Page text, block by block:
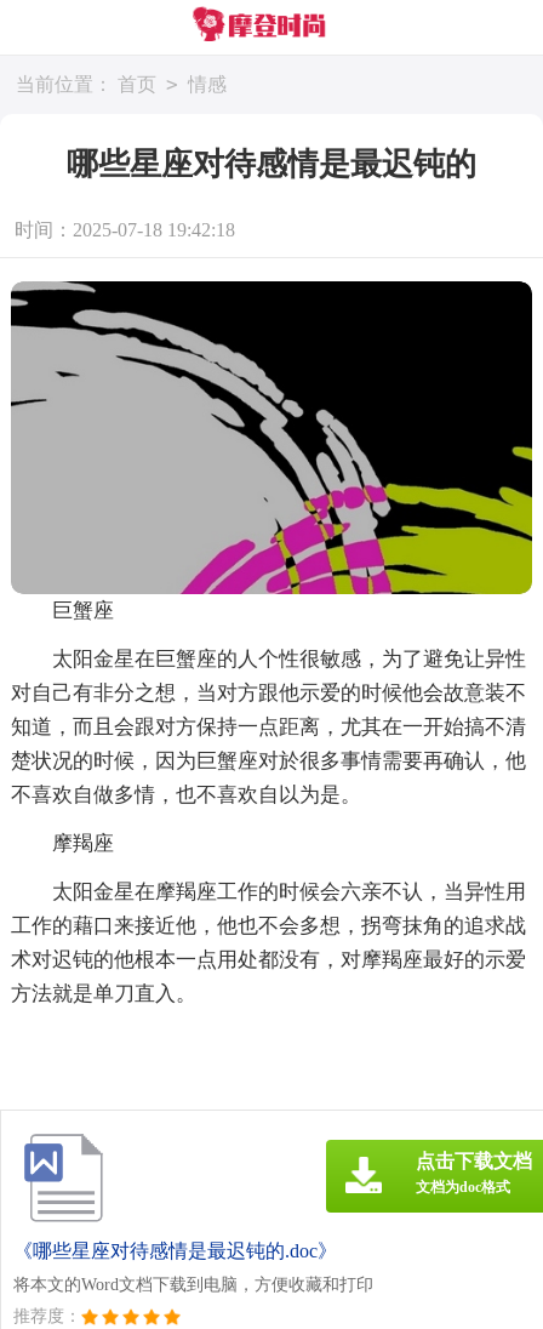
当前位置： 首页 > 情感
哪些星座对待感情是最迟钝的
时间：2025-07-18 19:42:18
巨蟹座
太阳金星在巨蟹座的人个性很敏感，为了避免让异性
对自己有非分之想，当对方跟他示爱的时候他会故意装不
知道，而且会跟对方保持一点距离，尤其在一开始搞不清
楚状况的时候，因为巨蟹座对於很多事情需要再确认，他
不喜欢自做多情，也不喜欢自以为是。
摩羯座
太阳金星在摩羯座工作的时候会六亲不认，当异性用
工作的藉口来接近他，他也不会多想，拐弯抹角的追求战
术对迟钝的他根本一点用处都没有，对摩羯座最好的示爱
方法就是单刀直入。
《哪些星座对待感情是最迟钝的.doc》
将本文的Word文档下载到电脑，方便收藏和打印
推荐度：
点击下载文档
文档为doc格式